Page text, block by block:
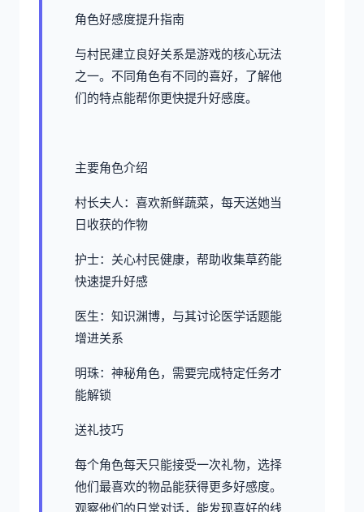
角色好感度提升指南
与村民建立良好关系是游戏的核心玩法
之一。不同角色有不同的喜好，了解他
们的特点能帮你更快提升好感度。
主要角色介绍
村长夫人：喜欢新鲜蔬菜，每天送她当
日收获的作物
护士：关心村民健康，帮助收集草药能
快速提升好感
医生：知识渊博，与其讨论医学话题能
增进关系
明珠：神秘角色，需要完成特定任务才
能解锁
送礼技巧
每个角色每天只能接受一次礼物，选择
他们最喜欢的物品能获得更多好感度。
观察他们的日常对话，能发现喜好的线